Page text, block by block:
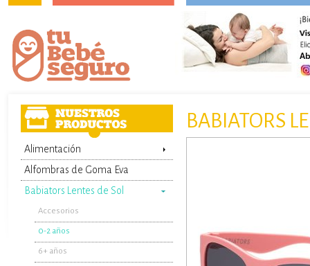
BABIATORS
Alimentación
Alfombras de Goma Eva
Babiators Lentes de Sol
Accesorios
0-2 años
6+ años